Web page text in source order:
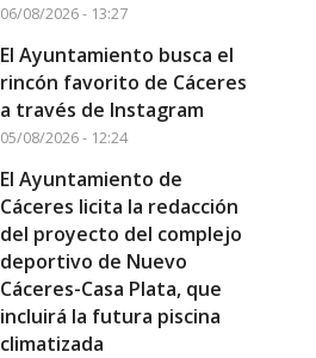
06/08/2026 - 13:27
El Ayuntamiento busca el
rincón favorito de Cáceres
a través de Instagram
05/08/2026 - 12:24
El Ayuntamiento de
Cáceres licita la redacción
del proyecto del complejo
deportivo de Nuevo
Cáceres-Casa Plata, que
incluirá la futura piscina
climatizada